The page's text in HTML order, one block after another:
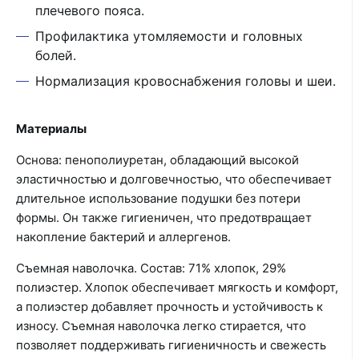
плечевого пояса.
Профилактика утомляемости и головных
болей.
Нормализация кровоснабжения головы и шеи.
Материалы
Основа: пенополиуретан, обладающий высокой
эластичностью и долговечностью, что обеспечивает
длительное использование подушки без потери
формы. Он также гигиеничен, что предотвращает
накопление бактерий и аллергенов.
Съемная наволочка. Состав: 71% хлопок, 29%
полиэстер. Хлопок обеспечивает мягкость и комфорт,
а полиэстер добавляет прочность и устойчивость к
износу. Съемная наволочка легко стирается, что
позволяет поддерживать гигиеничность и свежесть